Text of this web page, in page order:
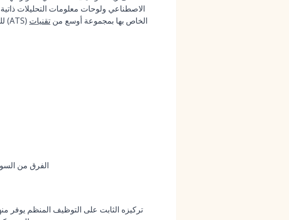
الاصطناعي ولوحات معلومات التحليلات
للفرق في السوق المتوسطة والمؤسسات التي تحتاج إلى ربط نظام تتبع المتقدمين (ATS) الخاص بها بمجموعة أوسع من تقنيات
الفرق من
تركيزه الثابت على التوظيف المنظم يوفر